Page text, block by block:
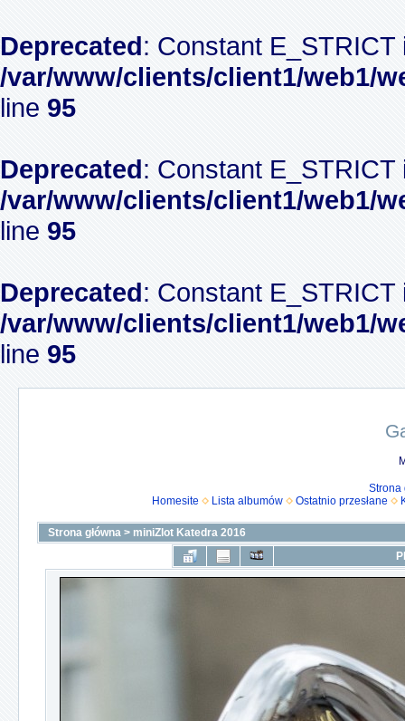
Deprecated: Constant
/var/www/clients/client1/web1/
line 95
Deprecated: Constant
/var/www/clients/client1/web1/
line 95
Deprecated: Constant
/var/www/clients/client1/web1/
line 95
Strona
Homesite
Lista albumów Ostatnio przesłane
Strona główna > miniZlot Katedra 2016